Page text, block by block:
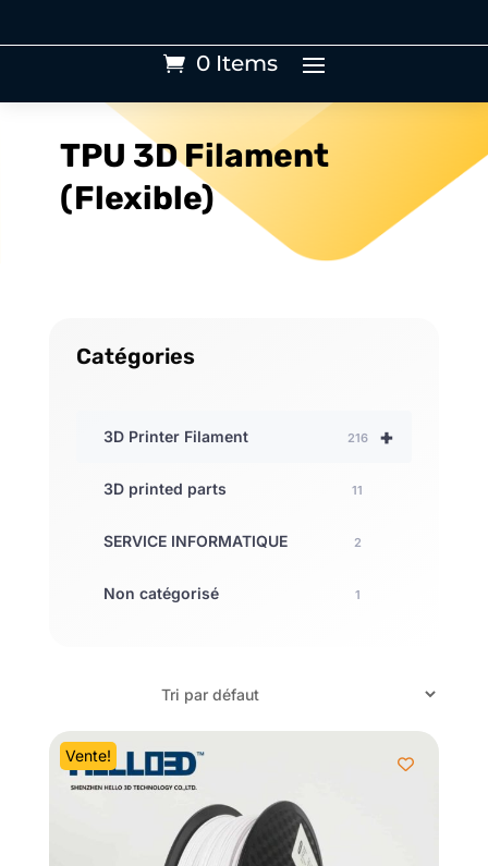
0 Items
TPU 3D Filament
(Flexible)
Catégories
+
3D Printer Filament 216
3D printed parts 11
SERVICE INFORMATIQUE 2
Non catégorisé 1
Vente!